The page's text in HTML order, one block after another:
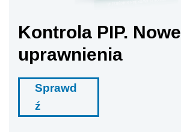
Kontrola PIP. Nowe
uprawnienia
Sprawd
ź